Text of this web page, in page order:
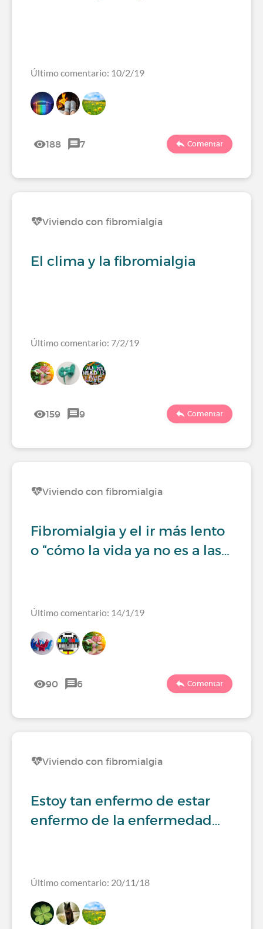
Último comentario: 10/2/19
188 7 Comentar
Viviendo con fibromialgia
El clima y la fibromialgia
Último comentario: 7/2/19
159 9 Comentar
Viviendo con fibromialgia
Fibromialgia y el ir más lento
o “cómo la vida ya no es a las…
Último comentario: 14/1/19
90 6 Comentar
Viviendo con fibromialgia
Estoy tan enfermo de estar
enfermo de la enfermedad…
Último comentario: 20/11/18